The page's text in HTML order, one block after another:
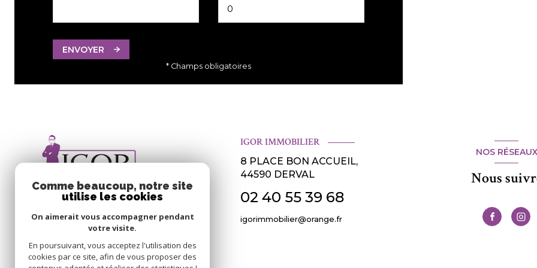
ENVOYER
* Champs obligatoires
IGOR IMMOBILIER
8 PLACE BON ACCUEIL,
44590 DERVAL
02 40 55 39 68
igorimmobilier@orange.fr
NOS RÉSEAUX
Nous
Comme beaucoup, notre site
utilise les cookies
On aimerait vous accompagner pendant
votre visite.
En poursuivant, vous acceptez l'utilisation des
cookies par ce site, afin de vous proposer des